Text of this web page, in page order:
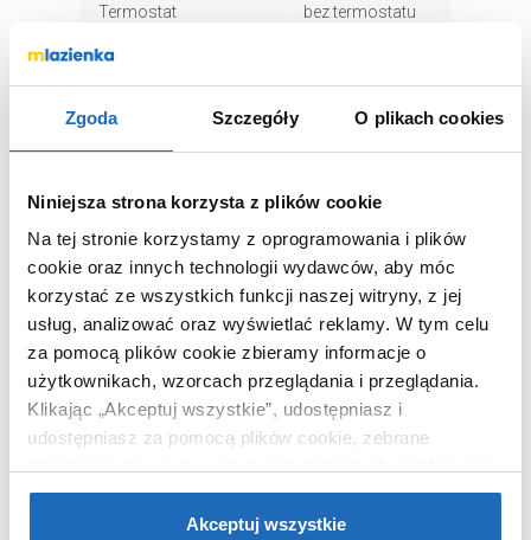
Zgoda Szczegóły O plikach cookies
Niniejsza strona korzysta z plików cookie
Na tej stronie korzystamy z oprogramowania i plików
cookie oraz innych technologii wydawców, aby móc
korzystać ze wszystkich funkcji naszej witryny, z jej
usług, analizować oraz wyświetlać reklamy. W tym celu
za pomocą plików cookie zbieramy informacje o
użytkownikach, wzorcach przeglądania i przeglądania.
Klikając „Akceptuj wszystkie”, udostępniasz i
udostępniasz za pomocą plików cookie, zebrane
partnerzy reklamowi.Jeśli chcesz, włącz „Tylko
wymagane pliki cookie”.Pamiętaj jednak, że
Akceptuj wszystkie
Termostat
bez termostatu
Zestaw natryskowy
Kolor
inny
Kod EAN
8433290748758
Wymiary z
18 x 16 x 20 cm
Waga z opakowaniem
2,28 kg
Dane producenta
Zobacz
WARTO DOKUPIĆ